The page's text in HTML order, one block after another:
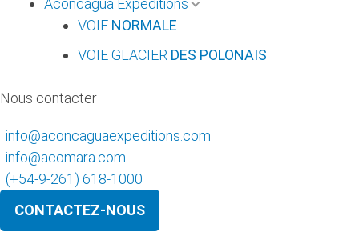
Aconcagua Expéditions
VOIE NORMALE
VOIE GLACIER DES POLONAIS
Nous contacter
info@aconcaguaexpeditions.com
info@acomara.com
(+54-9-261) 618-1000
CONTACTEZ-NOUS